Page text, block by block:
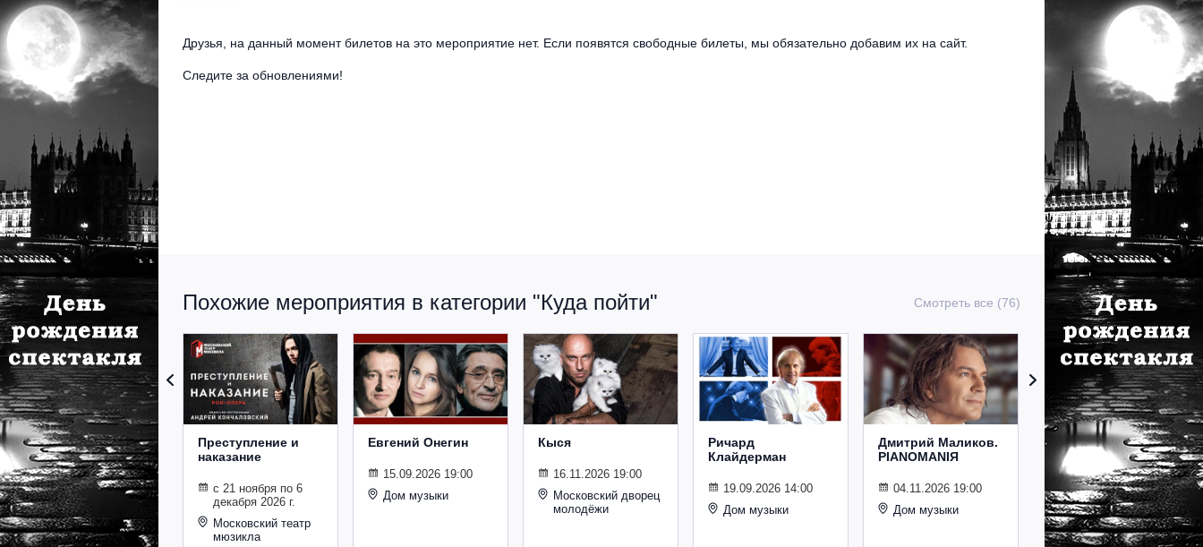
Друзья, на данный момент билетов на это мероприятие нет. Если появятся свободные билеты, мы обязательно добавим их на сайт.
Следите за обновлениями!
Похожие мероприятия в категории "Куда пойти" Смотреть все (76)
Преступление и
наказание
с 21 ноября по 6
декабря 2026 г.
Московский театр
мюзикла
Евгений Онегин
15.09.2026 19:00
Дом музыки
Кыся
16.11.2026 19:00
Московский дворец
молодёжи
Ричард
Клайдерман
19.09.2026 14:00
Дом музыки
Дмитрий Маликов.
PIANOMANIЯ
04.11.2026 19:00
Дом музыки
Рождественский
концерт
Владимира
Спивакова
24.12.2026 19:00
Дом музыки